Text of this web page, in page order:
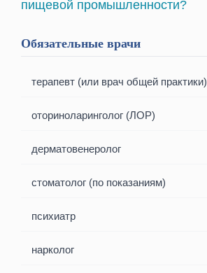
пищевой промышленности?
Обязательные врачи
терапевт (или врач общей практики)
оториноларинголог (ЛОР)
дерматовенеролог
стоматолог (по показаниям)
психиатр
нарколог